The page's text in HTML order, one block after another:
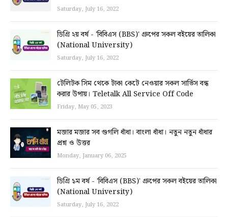
Saturday, July 16, 2022
ডিগ্রি ২য় বর্ষ - 'বিবিএস (BBS)' গ্রুপের সকল বইয়ের তালিকা
(National University)
Saturday, July 16, 2022
টেলিটক সিম থেকে টাকা কেটে নেওয়ার সকল সার্ভিস বন্ধ
করার উপায়। Teletalk All Service Off Code
Friday, May 05, 2023
মজার মজার সব গুগলি ধাঁধা। বাংলা ধাঁধা। নতুন নতুন ধাঁধার
প্রশ্ন ও উত্তর
Monday, January 06, 2025
ডিগ্রি ১ম বর্ষ - 'বিবিএস (BBS)' গ্রুপের সকল বইয়ের তালিকা
(National University)
Saturday, July 16, 2022